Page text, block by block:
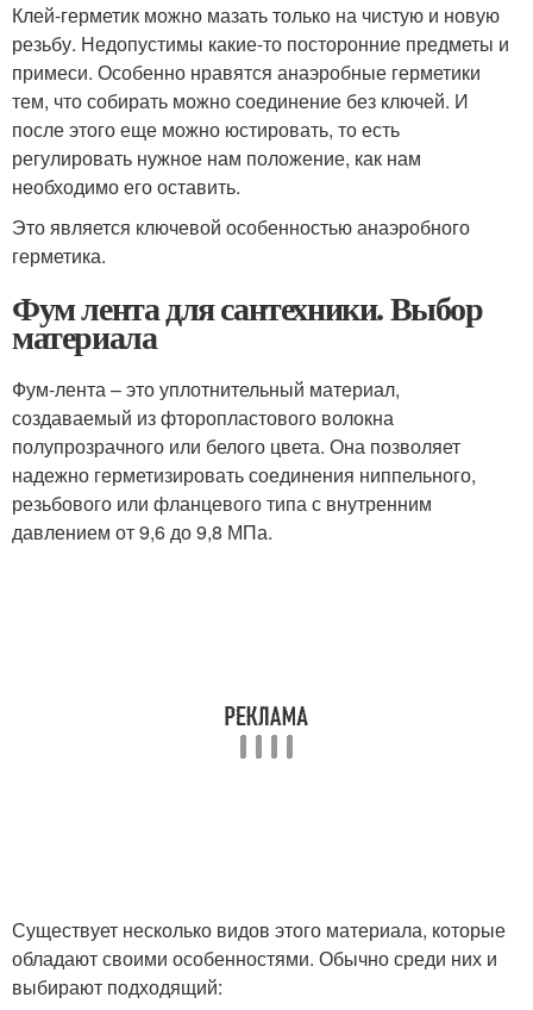
Клей-герметик можно мазать только на чистую и новую
резьбу. Недопустимы какие-то посторонние предметы и
примеси. Особенно нравятся анаэробные герметики
тем, что собирать можно соединение без ключей. И
после этого еще можно юстировать, то есть
регулировать нужное нам положение, как нам
необходимо его оставить.
Это является ключевой особенностью анаэробного
герметика.
Фум лента для сантехники. Выбор
материала
Фум-лента – это уплотнительный материал,
создаваемый из фторопластового волокна
полупрозрачного или белого цвета. Она позволяет
надежно герметизировать соединения ниппельного,
резьбового или фланцевого типа с внутренним
давлением от 9,6 до 9,8 МПа.
Существует несколько видов этого материала, которые
обладают своими особенностями. Обычно среди них и
выбирают подходящий: